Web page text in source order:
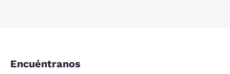
Encuéntranos